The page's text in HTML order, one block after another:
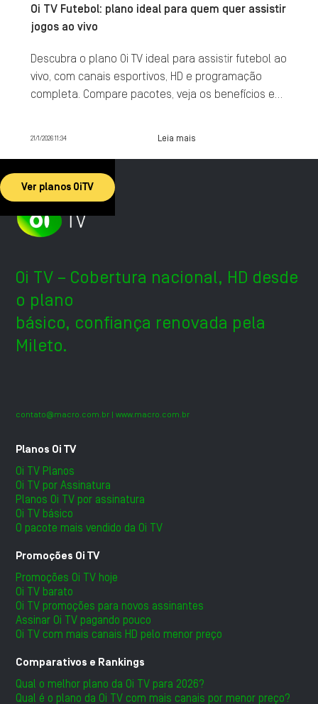
Oi TV Futebol: plano ideal para quem quer assistir
jogos ao vivo
Descubra o plano Oi TV ideal para assistir futebol ao
vivo, com canais esportivos, HD e programação
completa. Compare pacotes, veja os benefícios e
21/1/2026 11:34 Leia mais
Ver planos OiTV
Oi TV – Cobertura nacional, HD desde
o plano
básico, confiança renovada pela
Mileto.
contato@macro.com.br | www.macro.com.br
Planos Oi TV
Oi TV Planos
Oi TV por Assinatura
Planos Oi TV por assinatura
Oi TV básico
O pacote mais vendido da Oi TV
Promoções Oi TV
Promoções Oi TV hoje
Oi TV barato
Oi TV promoções para novos assinantes
Assinar Oi TV pagando pouco
Oi TV com mais canais HD pelo menor preço
Comparativos e Rankings
Qual o melhor plano da Oi TV para 2026?
Qual é o plano da Oi TV com mais canais por menor preço?